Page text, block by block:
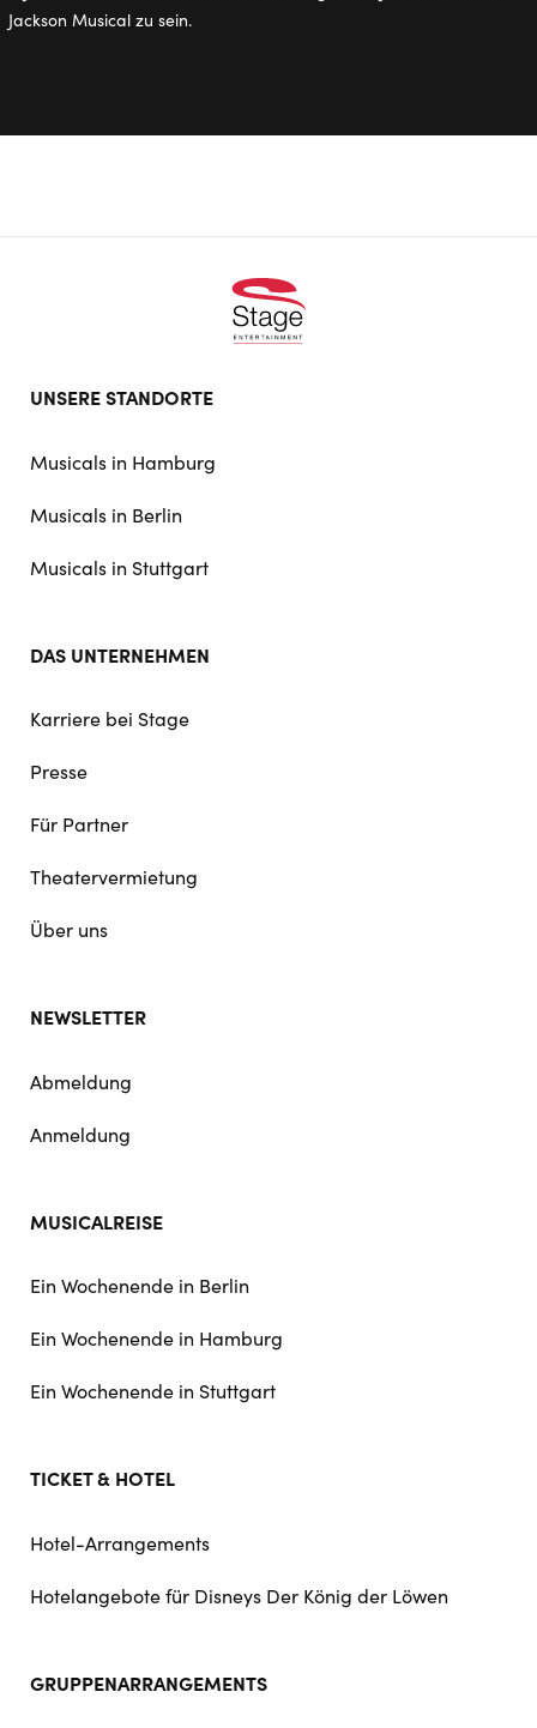
Jackson Musical zu sein.
UNSERE STANDORTE
Musicals in Hamburg
Musicals in Berlin
Musicals in Stuttgart
DAS UNTERNEHMEN
Karriere bei Stage
Presse
Für Partner
Theatervermietung
Über uns
NEWSLETTER
Abmeldung
Anmeldung
MUSICALREISE
Ein Wochenende in Berlin
Ein Wochenende in Hamburg
Ein Wochenende in Stuttgart
TICKET & HOTEL
Hotel-Arrangements
Hotelangebote für Disneys Der König der Löwen
GRUPPENARRANGEMENTS